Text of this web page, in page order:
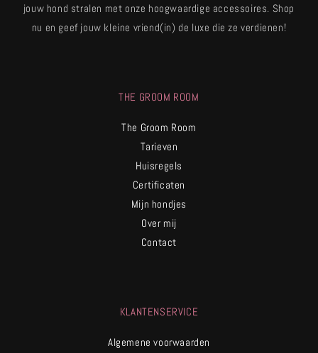
jouw hond stralen met onze hoogwaardige accessoires. Shop
nu en geef jouw kleine vriend(in) de luxe die ze verdienen!
THE GROOM ROOM
The Groom Room
Tarieven
Huisregels
Certificaten
Mijn hondjes
Over mij
Contact
KLANTENSERVICE
Algemene voorwaarden